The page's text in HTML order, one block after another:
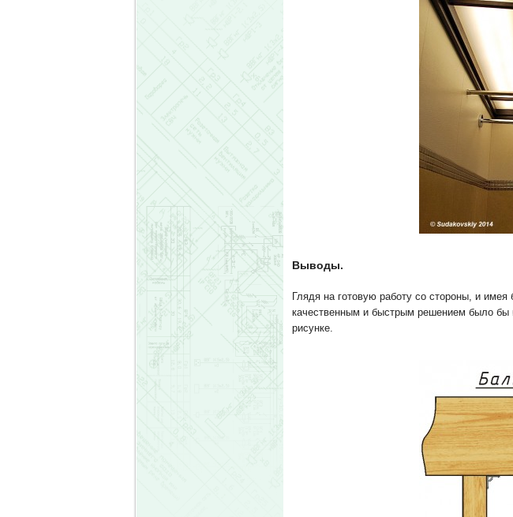
Выводы.
Глядя на готовую работу со стороны, и
качественным и быстрым решением было бы
рисунке.